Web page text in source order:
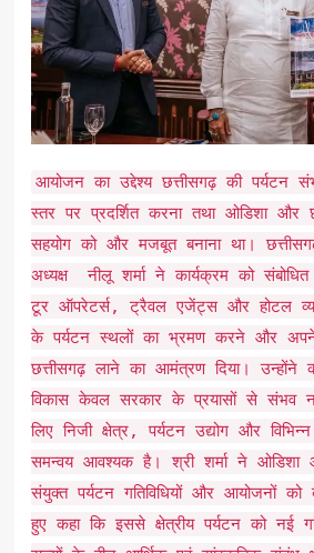
आयोजन का उद्देश्य छत्तीसगढ़ की पर्यटन
स्तर पर प्रदर्शित करना तथा ओडिशा और
सहयोग को और मजबूत बनाना था।
अध्यक्ष नीलू शर्मा ने कार्यक्रम को
टूर ऑपरेटर्स, ट्रैवल एजेंट्स और होटल
के पर्यटन स्थलों का भ्रमण करने और अपने
छत्तीसगढ़ लाने का आमंत्रण दिया। उन्होंने
विकास केवल सरकार के प्रयासों से संभव
लिए निजी क्षेत्र, पर्यटन उद्योग और
समन्वय आवश्यक है। श्री शर्मा ने ओडिशा
संयुक्त पर्यटन गतिविधियों और आयोजनों
हुए कहा कि इससे क्षेत्रीय पर्यटन को नई